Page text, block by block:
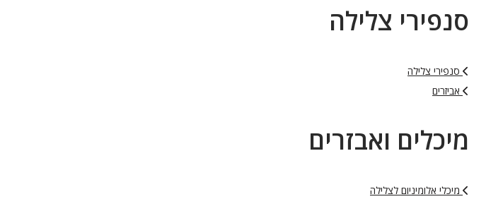
סנפירי צלילה
סנפירי צלילה
אביזרים
מיכלים ואבזרים
מיכלי אלומיניום לצלילה